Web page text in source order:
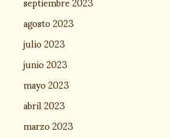
agosto 2023
julio 2023
junio 2023
mayo 2023
abril 2023
marzo 2023